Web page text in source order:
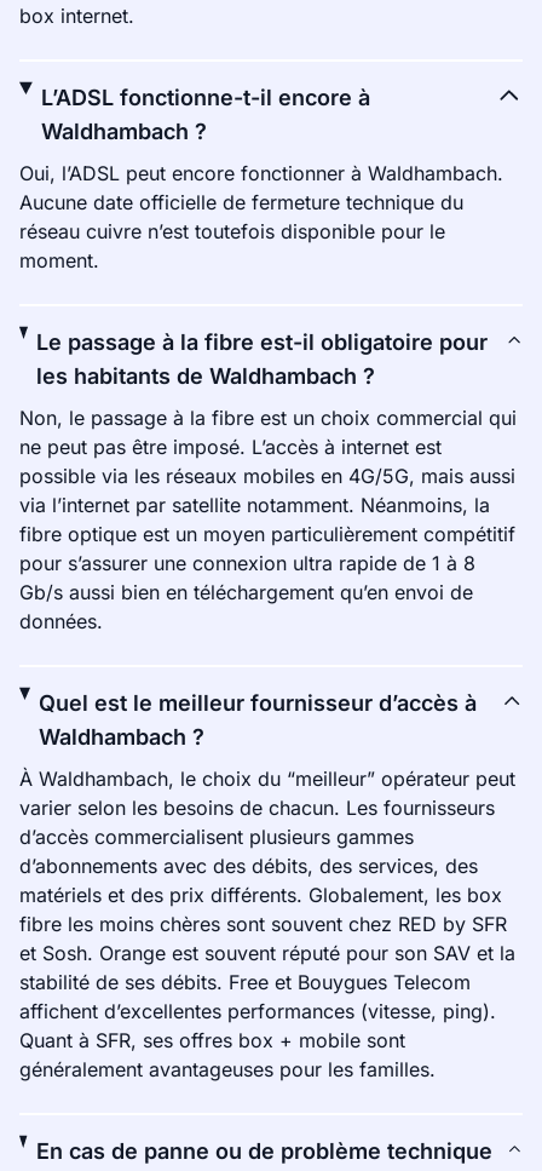
box internet.
L’ADSL fonctionne-t-il encore à
Waldhambach ?
Oui, l’ADSL peut encore fonctionner à Waldhambach.
Aucune date officielle de fermeture technique du
réseau cuivre n’est toutefois disponible pour le
moment.
Le passage à la fibre est-il obligatoire pour
les habitants de Waldhambach ?
Non, le passage à la fibre est un choix commercial qui
ne peut pas être imposé. L’accès à internet est
possible via les réseaux mobiles en 4G/5G, mais aussi
via l’internet par satellite notamment. Néanmoins, la
fibre optique est un moyen particulièrement compétitif
pour s’assurer une connexion ultra rapide de 1 à 8
Gb/s aussi bien en téléchargement qu’en envoi de
données.
Quel est le meilleur fournisseur d’accès à
Waldhambach ?
À Waldhambach, le choix du “meilleur” opérateur peut
varier selon les besoins de chacun. Les fournisseurs
d’accès commercialisent plusieurs gammes
d’abonnements avec des débits, des services, des
matériels et des prix différents. Globalement, les box
fibre les moins chères sont souvent chez RED by SFR
et Sosh. Orange est souvent réputé pour son SAV et la
stabilité de ses débits. Free et Bouygues Telecom
affichent d’excellentes performances (vitesse, ping).
Quant à SFR, ses offres box + mobile sont
généralement avantageuses pour les familles.
En cas de panne ou de problème technique